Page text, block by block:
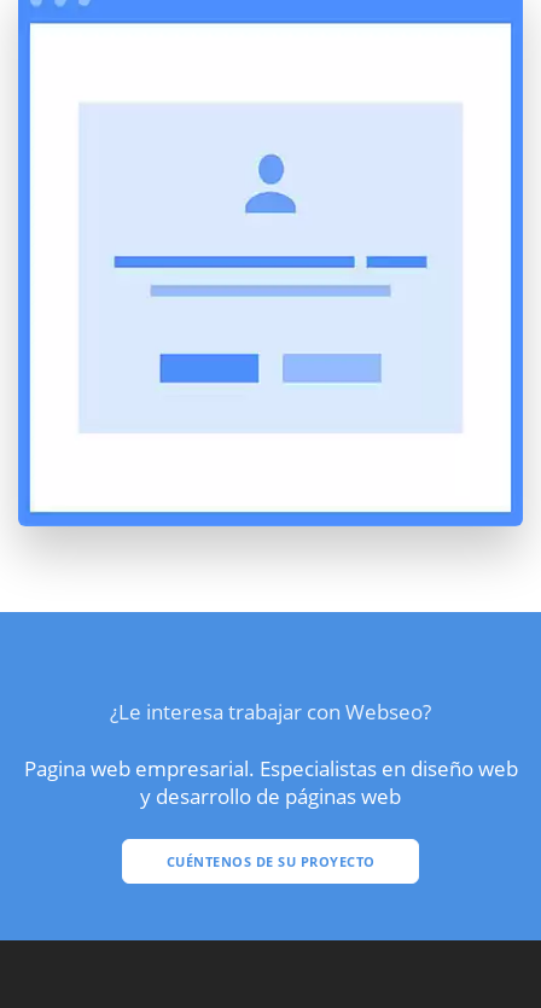
¿Le interesa trabajar con Webseo?
Pagina web empresarial. Especialistas en diseño web
y desarrollo de páginas web
CUÉNTENOS DE SU PROYECTO